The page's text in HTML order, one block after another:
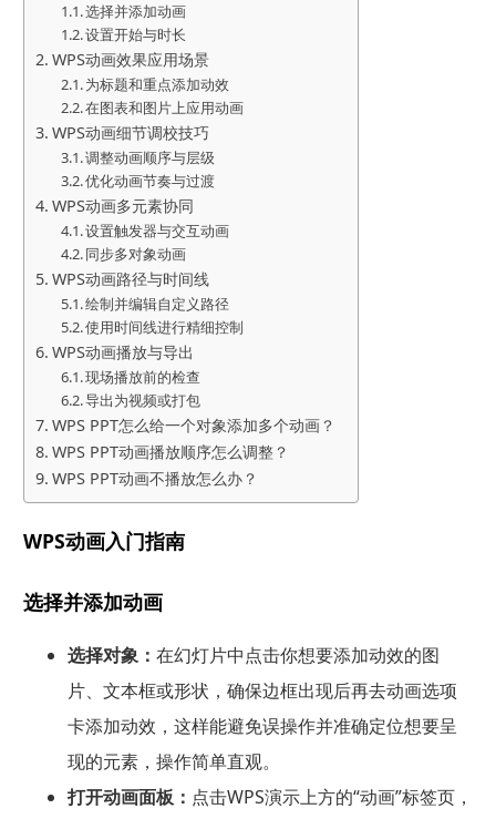
选择并添加动画
设置开始与时长
WPS动画效果应用场景
为标题和重点添加动效
在图表和图片上应用动画
WPS动画细节调校技巧
调整动画顺序与层级
优化动画节奏与过渡
WPS动画多元素协同
设置触发器与交互动画
同步多对象动画
WPS动画路径与时间线
绘制并编辑自定义路径
使用时间线进行精细控制
WPS动画播放与导出
现场播放前的检查
导出为视频或打包
WPS PPT怎么给一个对象添加多个动画？
WPS PPT动画播放顺序怎么调整？
WPS PPT动画不播放怎么办？
WPS动画入门指南
选择并添加动画
选择对象： 在幻灯片中点击你想要添加动效的图
片、文本框或形状，确保边框出现后再去动画选项
卡添加动效，这样能避免误操作并准确定位想要呈
现的元素，操作简单直观。
打开动画面板： 点击WPS演示上方的“动画”标签页，